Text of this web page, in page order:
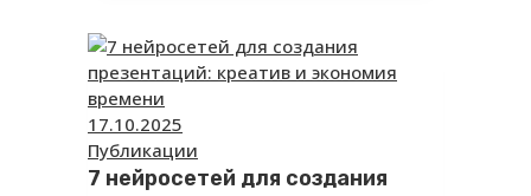
17.10.2025
Публикации
7 нейросетей для создания